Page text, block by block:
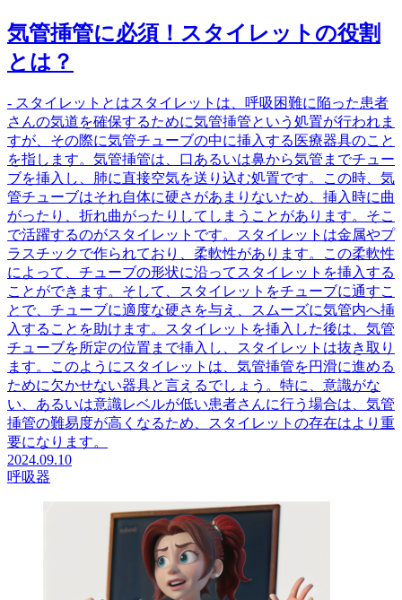
気管挿管に必須！スタイレットの役割
とは？
- スタイレットとはスタイレットは、呼吸困難に陥った患者
さんの気道を確保するために気管挿管という処置が行われま
すが、その際に気管チューブの中に挿入する医療器具のこと
を指します。気管挿管は、口あるいは鼻から気管までチュー
ブを挿入し、肺に直接空気を送り込む処置です。この時、気
管チューブはそれ自体に硬さがあまりないため、挿入時に曲
がったり、折れ曲がったりしてしまうことがあります。そこ
で活躍するのがスタイレットです。スタイレットは金属やプ
ラスチックで作られており、柔軟性があります。この柔軟性
によって、チューブの形状に沿ってスタイレットを挿入する
ことができます。そして、スタイレットをチューブに通すこ
とで、チューブに適度な硬さを与え、スムーズに気管内へ挿
入することを助けます。スタイレットを挿入した後は、気管
チューブを所定の位置まで挿入し、スタイレットは抜き取り
ます。このようにスタイレットは、気管挿管を円滑に進める
ために欠かせない器具と言えるでしょう。特に、意識がな
い、あるいは意識レベルが低い患者さんに行う場合は、気管
挿管の難易度が高くなるため、スタイレットの存在はより重
要になります。
2024.09.10
呼吸器